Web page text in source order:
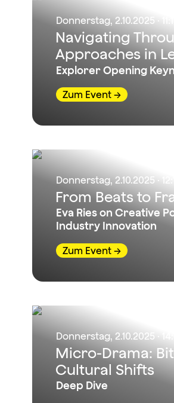
Donnerstag, 2.10.2025 ·
Navigating
Approaches in
Explorer Opening
Zum Event
Donnerstag, 2.10.2025 ·
From Beats to
Eva Ries on Creative
Industry Innovation
Zum Event
Donnerstag, 2.10.2025 ·
Micro-Drama:
Cultural Shifts
Deep Dive